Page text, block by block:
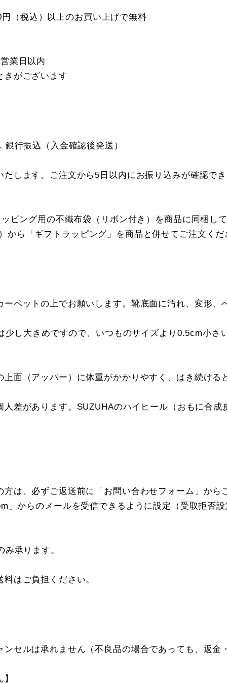
（税込）以上のお買い上げで無料
業日以内
がございます
行振込（入金確認後発送）
します。ご注文から5日以内にお振り込みが確認で
ピング用の不織布袋（リボン付き）を商品に同梱し
から「ギフトラッピング」を商品と併せてご注文くだ
ペットの上でお願いします。靴底面に汚れ、変形
し大きめですので、いつものサイズより0.5cm小さ
面（アッパー）に体重がかかりやすく、はき続ける
差があります。SUZUHAのハイヒール（おもに合
は、必ずご返送前に「お問い合わせフォーム」か
」からのメールを受信できるように設定（受取拒否
承ります。
はご負担ください。
セルは承れません（不良品の場合であっても、返金